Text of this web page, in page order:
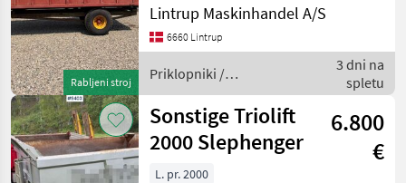
Rabljeni stroj
bund til små penge vognen
har en enkeltvirkende
cylinder til hæve/sænke
Lintrup Maskinhandel A/S
6660 Lintrup
Priklopniki /
Sonstige
3 dni na
spletu
Sonstige Triolift
2000 Slephenger
6.800
€
L. pr. 2000